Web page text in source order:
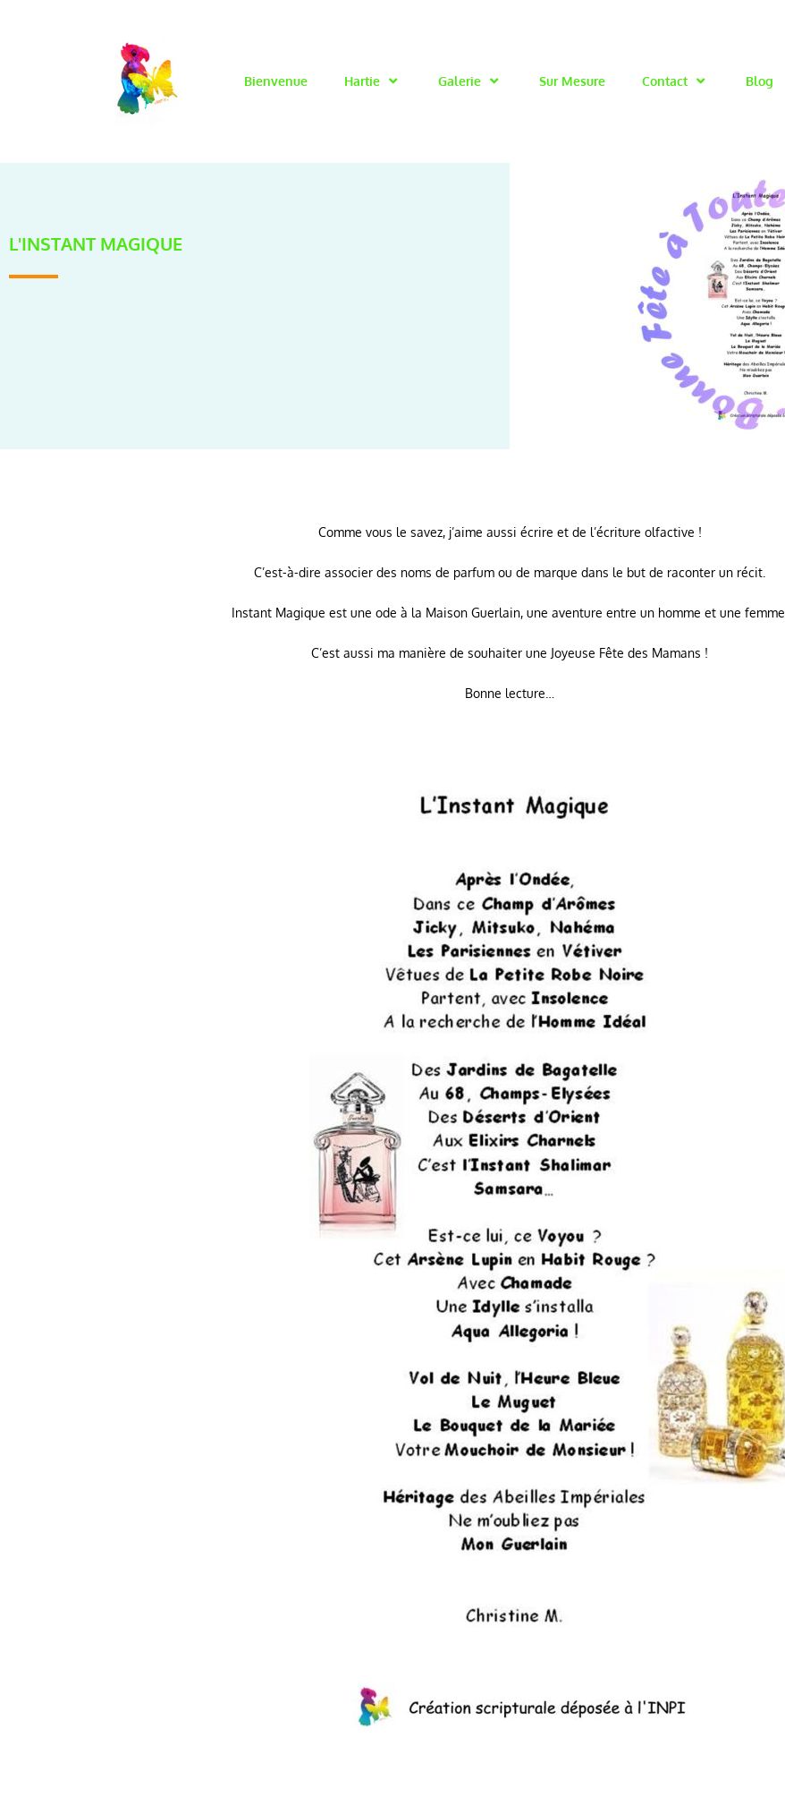
Bienvenue Hartie Galerie Sur Mesure Contact Blog
L'INSTANT MAGIQUE
Comme vous le savez, j’aime aussi écrire et de l’écriture olfactive !
C’est-à-dire associer des noms de parfum ou de marque dans le but de raconter un récit.
Instant Magique est une ode à la Maison Guerlain, une aventure entre un homme et une femme.
C’est aussi ma manière de souhaiter une Joyeuse Fête des Mamans !
Bonne lecture…